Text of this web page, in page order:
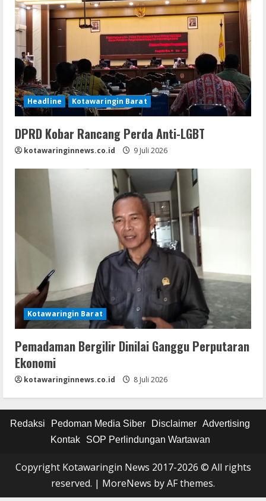
Headline Kotawaringin Barat
DPRD Kobar Rancang Perda Anti-LGBT
kotawaringinnews.co.id 9 Juli 2026
Kotawaringin Barat
Pemadaman Bergilir Dinilai Ganggu Perputaran
Ekonomi
kotawaringinnews.co.id 8 Juli 2026
Redaksi Pedoman Media Siber Disclaimer Advertising
Kontak
SOP Perlindungan Wartawan
Copyright Kotawaringin News 2017-2026 © All rights
reserved. | MoreNews by AF themes.